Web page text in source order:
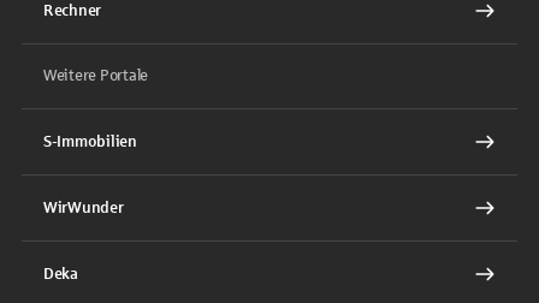
Rechner
Weitere Portale
S-Immobilien
WirWunder
Deka